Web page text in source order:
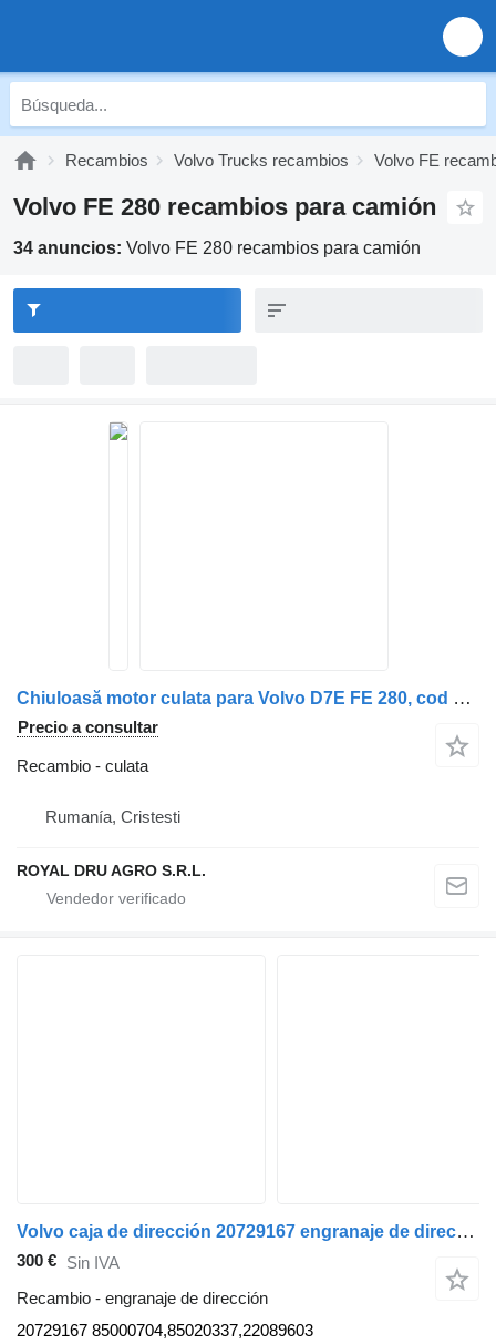
Recambios Volvo Trucks recambios Volvo FE
Volvo FE 280 recambios para camión
34 anuncios: Volvo FE 280 recambios para camión
Chiuloasă motor culata para Volvo D7E FE 280, cod 20993095, an 2008 camión
Precio a consultar
Recambio - culata
Rumanía, Cristesti
ROYAL DRU AGRO S.R.L.
Volvo caja de dirección 20729167 engranaje de dirección para Volvo FE280 camión
300 € Sin IVA
Recambio - engranaje de dirección
20729167 85000704,85020337,22089603